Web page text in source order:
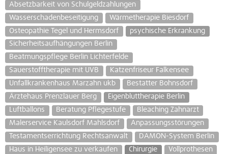
Absetzbarkeit von Schulgeldzahlungen
Wasserschadenbeseitigung
Wärmetherapie Biesdorf
Osteopathie Tegel und Hermsdorf
psychische Erkrankung
Sicherheitsaufhängungen Berlin
Beatmungspflege Berlin Lichterfelde
Sauerstofftherapie mit UVB
Katzenfriseur Falkensee
Unfallkrankenhaus Marzahn ukb
Bestatter Bohnsdorf
Ärztehaus Prenzlauer Berg
Eigenbluttherapie Berlin
Luftballons
Beratung Pflegestufe
Bleaching Zahnarzt
Malerservice Kaulsdorf Mahlsdorf
Anpassungsstörungen
Testamentserrichtung Rechtsanwalt
DAMON-System Berlin
Haus in Heiligensee zu verkaufen
Chirurgie
Vollprothesen